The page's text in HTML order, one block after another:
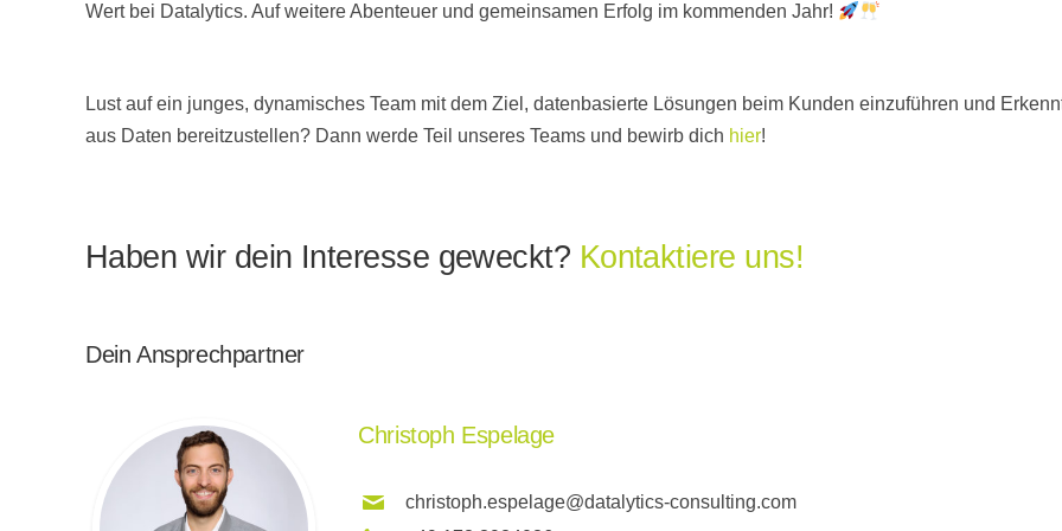
Wert bei Datalytics. Auf weitere Abenteuer und gemeinsamen Erfolg im kommenden Jahr!
Lust auf ein junges, dynamisches Team mit dem Ziel, datenbasierte Lösungen beim Kunden einzuführen und
aus Daten bereitzustellen? Dann werde Teil unseres Teams und bewirb dich hier!
Haben wir dein Interesse geweckt? Kontaktiere uns!
Dein Ansprechpartner
Christoph Espelage
christoph.espelage@datalytics-consulting.com